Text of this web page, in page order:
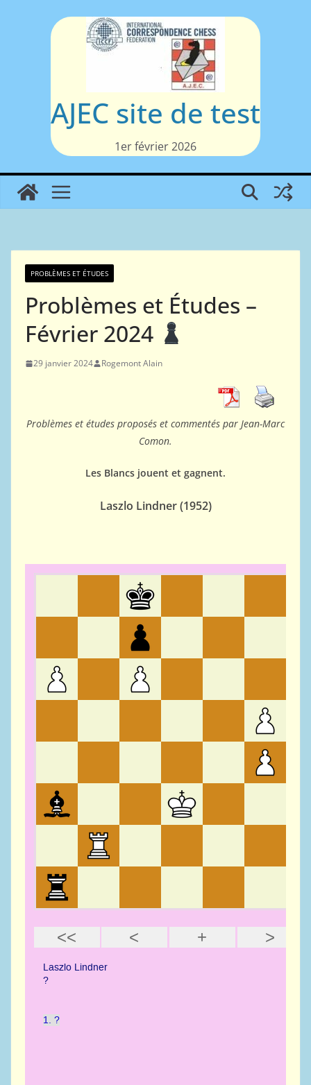
AJEC site de test
1er février 2026
PROBLÈMES ET ÉTUDES
Problèmes et Études –
Février 2024
29 janvier 2024 Rogemont Alain
Problèmes et études proposés et commentés par Jean-Marc
Comon.
Les Blancs jouent et gagnent.
Laszlo Lindner (1952)